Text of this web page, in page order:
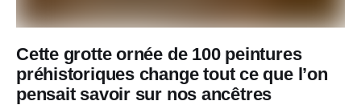
Cette grotte ornée de 100 peintures
préhistoriques change tout ce que l’on
pensait savoir sur nos ancêtres